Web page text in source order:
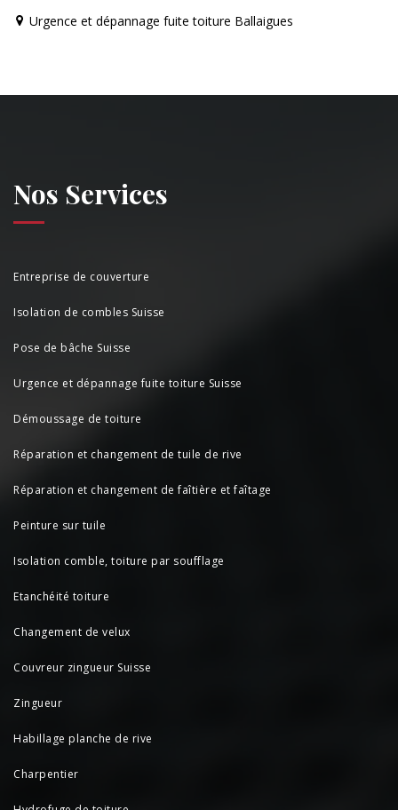
Urgence et dépannage fuite toiture Ballaigues
Nos Services
Entreprise de couverture
Isolation de combles Suisse
Pose de bâche Suisse
Urgence et dépannage fuite toiture Suisse
Démoussage de toiture
Réparation et changement de tuile de rive
Réparation et changement de faîtière et faîtage
Peinture sur tuile
Isolation comble, toiture par soufflage
Etanchéité toiture
Changement de velux
Couvreur zingueur Suisse
Zingueur
Habillage planche de rive
Charpentier